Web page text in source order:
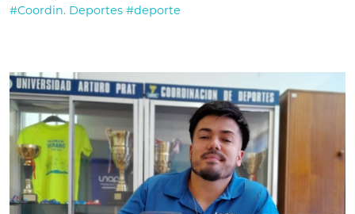
#Coordin. Deportes #deporte